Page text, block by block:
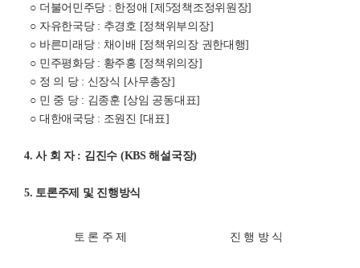
○ 더불어민주당 : 한정애 [제5정책조정위원장]
○ 자유한국당 : 추경호 [정책위부의장]
○ 바른미래당 : 채이배 [정책위의장 권한대행]
○ 민주평화당 : 황주홍 [정책위의장]
○ 정 의 당 : 신장식 [사무총장]
○ 민 중 당 : 김종훈 [상임 공동대표]
○ 대한애국당 : 조원진 [대표]
4. 사 회 자 : 김진수 (KBS 해설국장)
5. 토론주제 및 진행방식
토 론 주 제 진 행 방 식